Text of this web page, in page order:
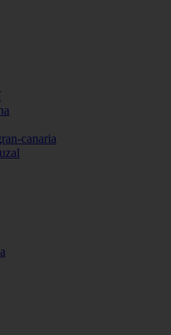
canaria